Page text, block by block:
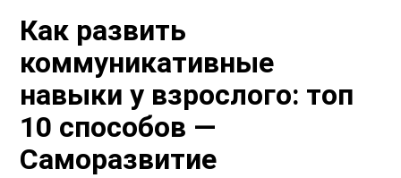
Как развить
коммуникативные
навыки у взрослого: топ
10 способов —
Саморазвитие